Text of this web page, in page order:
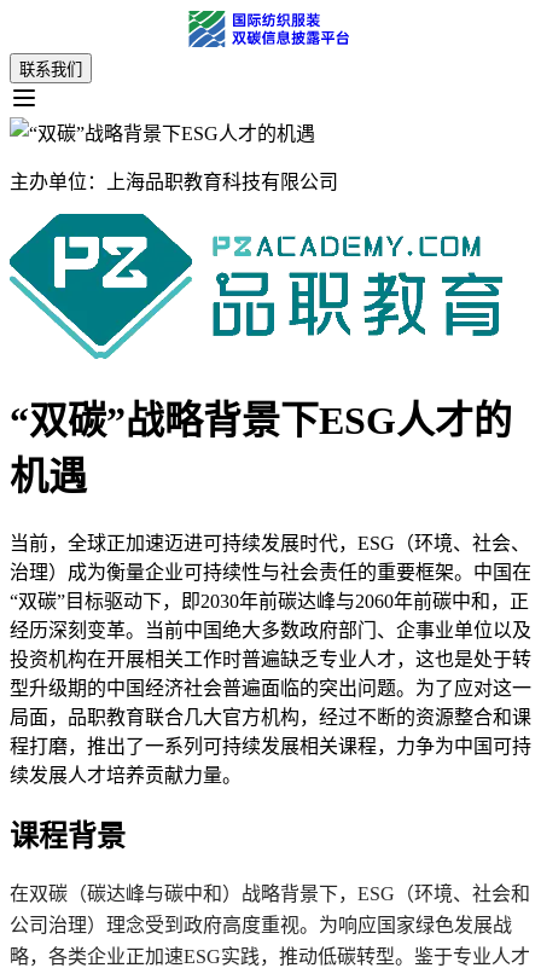
联系我们
主办单位： 上海品职教育科技有限公司
“双碳”战略背景下ESG人才的
机遇
当前，全球正加速迈进可持续发展时代，ESG（环境、社会、
治理）成为衡量企业可持续性与社会责任的重要框架。中国在
“双碳”目标驱动下，即2030年前碳达峰与2060年前碳中和，正
经历深刻变革。当前中国绝⼤多数政府部⻔、企事业单位以及
投资机构在开展相关⼯作时普遍缺乏专业⼈才，这也是处于转
型升级期的中国经济社会普遍⾯临的突出问题。为了应对这一
局面，品职教育联合几大官方机构，经过不断的资源整合和课
程打磨，推出了一系列可持续发展相关课程，力争为中国可持
续发展人才培养贡献力量。
课程背景
在双碳（碳达峰与碳中和）战略背景下，ESG（环境、社会和
公司治理）理念受到政府高度重视。为响应国家绿色发展战
略，各类企业正加速ESG实践，推动低碳转型。鉴于专业人才